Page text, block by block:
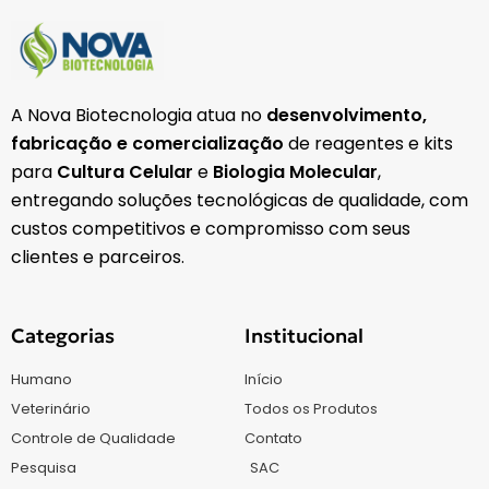
A Nova Biotecnologia atua no desenvolvimento,
fabricação e comercialização de reagentes e kits
para Cultura Celular e Biologia Molecular,
entregando soluções tecnológicas de qualidade, com
custos competitivos e compromisso com seus
clientes e parceiros.
Categorias
Humano
Veterinário
Controle de Qualidade
Pesquisa
Institucional
Início
Todos os Produtos
Contato
SAC